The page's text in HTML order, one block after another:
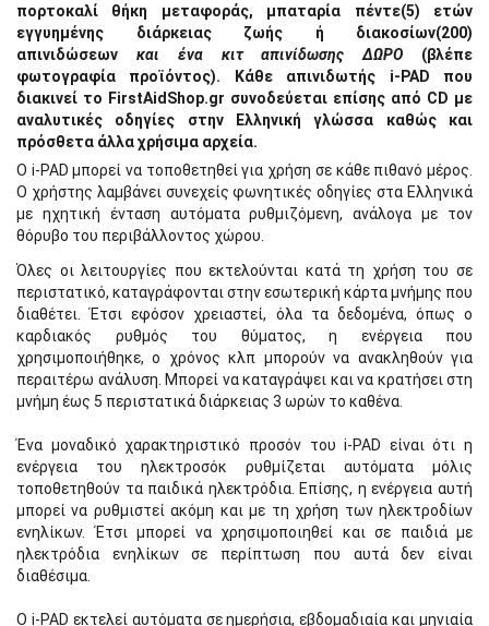
πορτοκαλί θήκη μεταφοράς, μπαταρία πέντε(5) ετών
εγγυημένης διάρκειας ζωής ή διακοσίων(200)
απινιδώσεων και ένα κιτ απινίδωσης ΔΩΡΟ (βλέπε
φωτογραφία προϊόντος). Κάθε απινιδωτής i-PAD που
διακινεί το FirstAidShop.gr συνοδεύεται επίσης από CD με
αναλυτικές οδηγίες στην Ελληνική γλώσσα καθώς και
πρόσθετα άλλα χρήσιμα αρχεία.
O i-PAD μπορεί να τοποθετηθεί για χρήση σε κάθε πιθανό μέρος.
Ο χρήστης λαμβάνει συνεχείς φωνητικές οδηγίες στα Ελληνικά
με ηχητική ένταση αυτόματα ρυθμιζόμενη, ανάλογα με τον
θόρυβο του περιβάλλοντος χώρου.
Όλες οι λειτουργίες που εκτελούνται κατά τη χρήση του σε
περιστατικό, καταγράφονται στην εσωτερική κάρτα μνήμης που
διαθέτει. Έτσι εφόσον χρειαστεί, όλα τα δεδομένα, όπως ο
καρδιακός ρυθμός του θύματος, η ενέργεια που
χρησιμοποιήθηκε, ο χρόνος κλπ μπορούν να ανακληθούν για
περαιτέρω ανάλυση. Μπορεί να καταγράψει και να κρατήσει στη
μνήμη έως 5 περιστατικά διάρκειας 3 ωρών το καθένα.
Ένα μοναδικό χαρακτηριστικό προσόν του i-PAD είναι ότι η
ενέργεια του ηλεκτροσόκ ρυθμίζεται αυτόματα μόλις
τοποθετηθούν τα παιδικά ηλεκτρόδια. Επίσης, η ενέργεια αυτή
μπορεί να ρυθμιστεί ακόμη και με τη χρήση των ηλεκτροδίων
ενηλίκων. Έτσι μπορεί να χρησιμοποιηθεί και σε παιδιά με
ηλεκτρόδια ενηλίκων σε περίπτωση που αυτά δεν είναι
διαθέσιμα.
Ο i-PAD εκτελεί αυτόματα σε ημερήσια, εβδομαδιαία και μηνιαία